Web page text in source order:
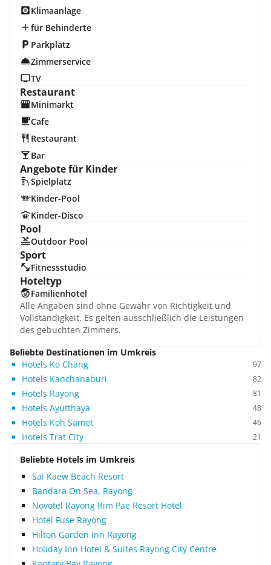
Klimaanlage
für Behinderte
Parkplatz
Zimmerservice
TV
Restaurant
Minimarkt
Cafe
Restaurant
Bar
Angebote für Kinder
Spielplatz
Kinder-Pool
Kinder-Disco
Pool
Outdoor Pool
Sport
Fitnessstudio
Hoteltyp
Familienhotel
Alle Angaben sind ohne Gewähr von Richtigkeit und
Vollständigkeit. Es gelten ausschließlich die Leistungen
des gebuchten Zimmers.
Beliebte Destinationen im Umkreis
Hotels Ko Chang
97
Hotels Kanchanaburi 82
Hotels Rayong 81
Hotels Ayutthaya 48
Hotels Koh Samet 46
Hotels Trat City 21
Beliebte Hotels im Umkreis
Sai Kaew Beach Resort
Bandara On Sea, Rayong
Novotel Rayong Rim Pae Resort Hotel
Hotel Fuse Rayong
Hilton Garden Inn Rayong
Holiday Inn Hotel & Suites Rayong City Centre